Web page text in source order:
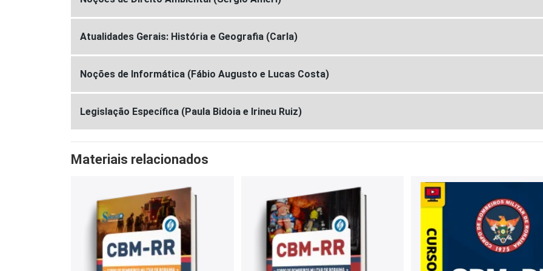
Atualidades Gerais: História e Geografia (Carla)
Noções de Informática (Fábio Augusto e Lucas Costa)
Legislação Específica (Paula Bidoia e Irineu Ruiz)
Materiais relacionados